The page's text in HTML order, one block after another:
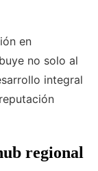
en
no solo al
integral
regional